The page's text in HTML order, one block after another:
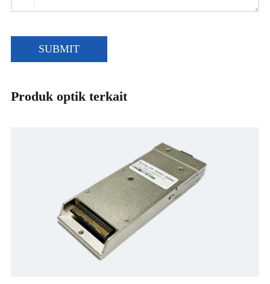
SUBMIT
Produk optik terkait